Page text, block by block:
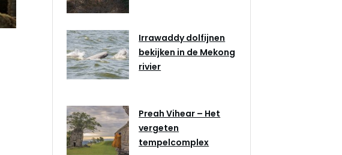
Irrawaddy dolfijnen
bekijken in de Mekong
rivier
Preah Vihear – Het
vergeten
tempelcomplex